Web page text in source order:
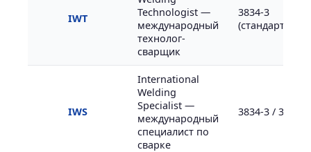
IWT
Technologist —
международный
технолог-
сварщик
3834-3
(стандартный)
IWS
International
Welding
Specialist —
международный
специалист по
сварке
3834-3 / 3834-4